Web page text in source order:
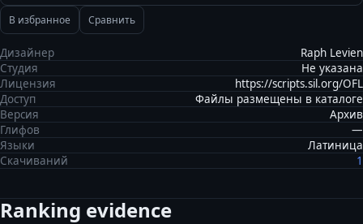
В избранное Сравнить
Дизайнер
Raph Levien
Студия
Не указана
Лицензия
https://scripts.sil.org/OFL
Доступ
Файлы размещены в каталоге
Версия
Архив
Глифов
—
Языки
Латиница
Скачиваний
1
Ranking evidence